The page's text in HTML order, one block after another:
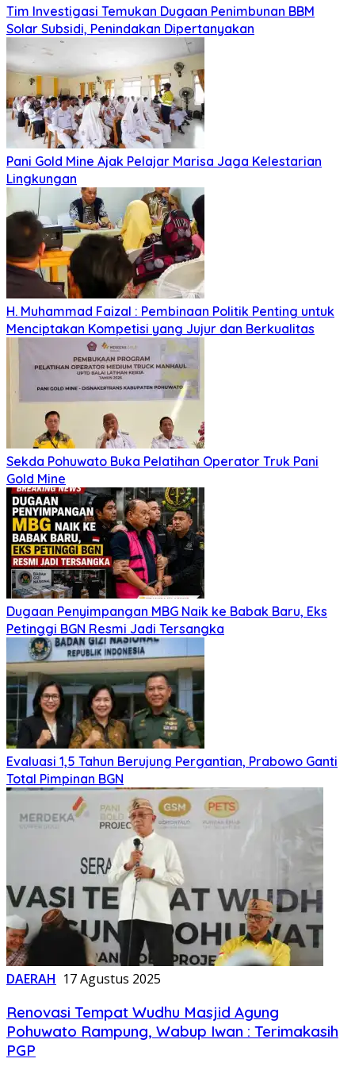
Tim Investigasi Temukan Dugaan Penimbunan BBM
Solar Subsidi, Penindakan Dipertanyakan
Pani Gold Mine Ajak Pelajar Marisa Jaga Kelestarian
Lingkungan
H. Muhammad Faizal : Pembinaan Politik Penting untuk
Menciptakan Kompetisi yang Jujur dan Berkualitas
Sekda Pohuwato Buka Pelatihan Operator Truk Pani
Gold Mine
Dugaan Penyimpangan MBG Naik ke Babak Baru, Eks
Petinggi BGN Resmi Jadi Tersangka
Evaluasi 1,5 Tahun Berujung Pergantian, Prabowo Ganti
Total Pimpinan BGN
DAERAH 17 Agustus 2025
Renovasi Tempat Wudhu Masjid Agung
Pohuwato Rampung, Wabup Iwan : Terimakasih
PGP